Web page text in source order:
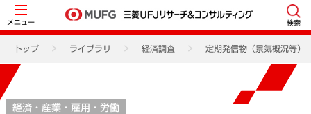
メニュー 検索
トップ ライブラリ 経済調査 定期発信物（景気概況等）
経済・産業・雇用・労働